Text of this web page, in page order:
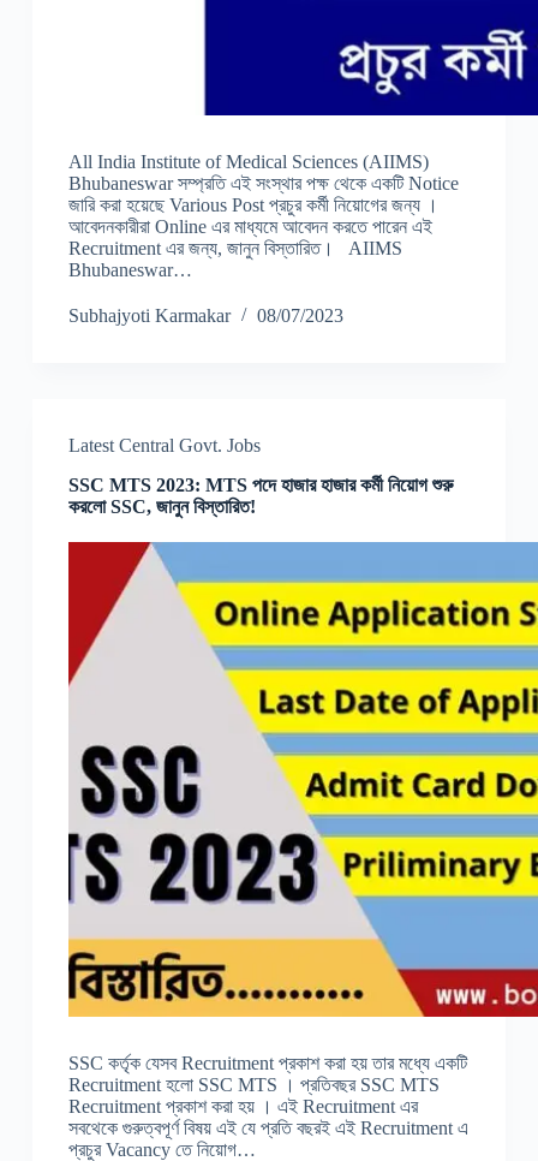
All India Institute of Medical Sciences (AIIMS)
Bhubaneswar সম্প্রতি এই সংস্থার পক্ষ থেকে একটি Notice
জারি করা হয়েছে Various Post প্রচুর কর্মী নিয়োগের জন্য ।
আবেদনকারীরা Online এর মাধ্যমে আবেদন করতে পারেন এই
Recruitment এর জন্য, জানুন বিস্তারিত। AIIMS
Bhubaneswar…
Subhajyoti Karmakar 08/07/2023
Latest Central Govt. Jobs
SSC MTS 2023: MTS পদে হাজার হাজার কর্মী নিয়োগ শুরু
করলো SSC, জানুন বিস্তারিত!
SSC কর্তৃক যেসব Recruitment প্রকাশ করা হয় তার মধ্যে একটি
Recruitment হলো SSC MTS । প্রতিবছর SSC MTS
Recruitment প্রকাশ করা হয় । এই Recruitment এর
সবথেকে গুরুত্বপূর্ণ বিষয় এই যে প্রতি বছরই এই Recruitment এ
প্রচুর Vacancy তে নিয়োগ…